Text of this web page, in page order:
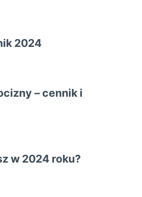
2024
– cennik i
w 2024 roku?